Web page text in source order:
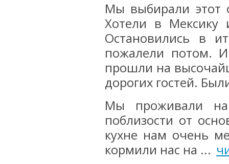
Мы выбирали этот
Хотели в Мексику
Остановились в
пожалели потом.
прошли на
дорогих гостей.
Мы проживали
поблизости от
кухне нам очень
кормили нас на ...